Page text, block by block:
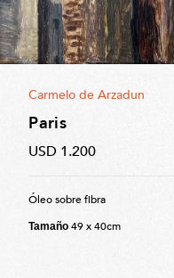
Carmelo de Arzadun
Paris
USD 1.200
Óleo sobre fibra
Tamaño49 x 40cm